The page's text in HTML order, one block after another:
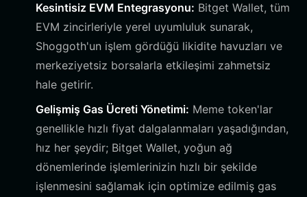
Kesintisiz EVM Entegrasyonu: Bitget Wallet, tüm
EVM zincirleriyle yerel uyumluluk sunarak,
Shoggoth'un işlem gördüğü likidite havuzları ve
merkeziyetsiz borsalarla etkileşimi zahmetsiz
hale getirir.
Gelişmiş Gas Ücreti Yönetimi: Meme token'lar
genellikle hızlı fiyat dalgalanmaları yaşadığından,
hız her şeydir; Bitget Wallet, yoğun ağ
dönemlerinde işlemlerinizin hızlı bir şekilde
işlenmesini sağlamak için optimize edilmiş gas